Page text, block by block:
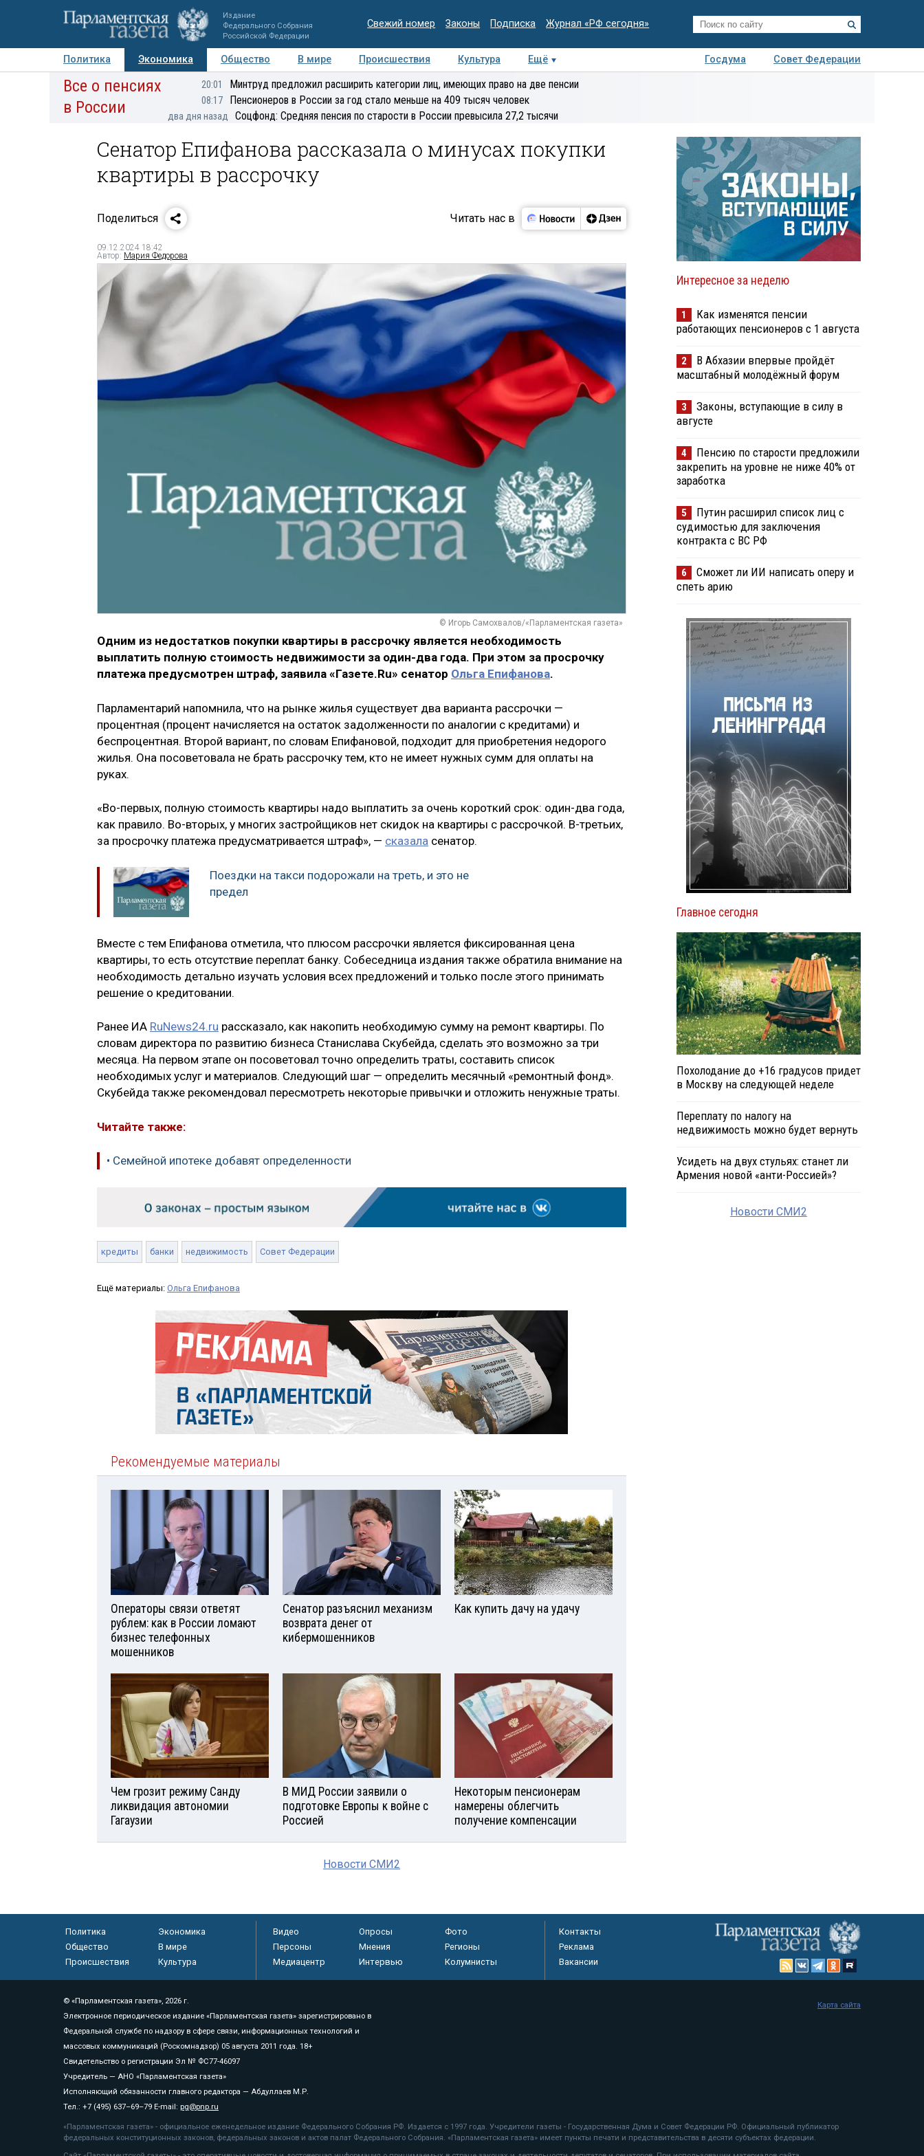
Издание
Федерального Собрания
Российской Федерации
Свежий номер Законы Подписка Журнал «РФ сегодня»
Политика Экономика Общество В мире Происшествия Культура Ещё Госдума
Совет Федерации
Авторы Персоны Мнения Регионы Медиацентр Интервью Колумнисты
Деловая
Все о пенсиях
в России
20:01 Минтруд предложил расширить категории лиц, имеющих право на две пенсии
08:17 Пенсионеров в России за год стало меньше на 409 тысяч человек
два дня назад Соцфонд: Средняя пенсия по старости в России превысила 27,2 тысячи
Сенатор Епифанова рассказала о минусах покупки
квартиры в рассрочку
Поделиться Читать нас в
09.12.2024 18:42
Автор: Мария Федорова
© Игорь Самохвалов/«Парламентская газета»
Одним из недостатков покупки квартиры в рассрочку является необходимость
выплатить полную стоимость недвижимости за один-два года. При этом за просрочку
платежа предусмотрен штраф, заявила «Газете.Ru» сенатор Ольга Епифанова.
Парламентарий напомнила, что на рынке жилья существует два варианта рассрочки —
процентная (процент начисляется на остаток задолженности по аналогии с кредитами) и
беспроцентная. Второй вариант, по словам Епифановой, подходит для приобретения недорого
жилья. Она посоветовала не брать рассрочку тем, кто не имеет нужных сумм для оплаты на
руках.
«Во-первых, полную стоимость квартиры надо выплатить за очень короткий срок: один-два года,
как правило. Во-вторых, у многих застройщиков нет скидок на квартиры с рассрочкой. В-третьих,
за просрочку платежа предусматривается штраф», — сказала сенатор.
Поездки на такси подорожали на треть, и это не
предел
Вместе с тем Епифанова отметила, что плюсом рассрочки является фиксированная цена
квартиры, то есть отсутствие переплат банку. Собеседница издания также обратила внимание на
необходимость детально изучать условия всех предложений и только после этого принимать
решение о кредитовании.
Ранее ИА RuNews24.ru рассказало, как накопить необходимую сумму на ремонт квартиры. По
словам директора по развитию бизнеса Станислава Скубейда, сделать это возможно за три
месяца. На первом этапе он посоветовал точно определить траты, составить список
необходимых услуг и материалов. Следующий шаг — определить месячный «ремонтный фонд».
Скубейда также рекомендовал пересмотреть некоторые привычки и отложить ненужные траты.
Читайте также:
• Семейной ипотеке добавят определенности
кредиты банки недвижимость Совет Федерации
Ещё материалы: Ольга Епифанова
Рекомендуемые материалы
Операторы связи ответят
рублем: как в России ломают
бизнес телефонных
мошенников
Сенатор разъяснил механизм
возврата денег от
кибермошенников
Как купить дачу на удачу
Чем грозит режиму Санду
ликвидация автономии
Гагаузии
В МИД России заявили о
подготовке Европы к войне с
Россией
Некоторым пенсионерам
намерены облегчить
получение компенсации
Новости СМИ2
Интересное за неделю
1
Как изменятся пенсии
работающих пенсионеров с 1 августа
2
В Абхазии впервые пройдёт
масштабный молодёжный форум
3
Законы, вступающие в силу в
августе
4
Пенсию по старости предложили
закрепить на уровне не ниже 40% от
заработка
5
Путин расширил список лиц с
судимостью для заключения
контракта с ВС РФ
6
Сможет ли ИИ написать оперу и
спеть арию
Главное сегодня
Похолодание до +16 градусов придет
в Москву на следующей неделе
Переплату по налогу на
недвижимость можно будет вернуть
Усидеть на двух стульях: станет ли
Армения новой «анти-Россией»?
Новости СМИ2
Политика
Экономика
Общество
В мире
Происшествия
Культура
Видео Опросы
Фото
Персоны
Мнения
Регионы
Медиацентр
Интервью Колумнисты
Контакты
Реклама
Вакансии
© «Парламентская газета», 2026 г.
Электронное периодическое издание «Парламентская газета» зарегистрировано в
Федеральной службе по надзору в сфере связи, информационных технологий и
массовых коммуникаций (Роскомнадзор) 05 августа 2011 года. 18+
Свидетельство о регистрации Эл № ФС77-46097
Учредитель — АНО «Парламентская газета»
Исполняющий обязанности главного редактора — Абдуллаев М.Р.
Тел.: +7 (495) 637–69–79 E-mail: pg@pnp.ru
«Парламентская газета» - официальное еженедельное издание Федерального Собрания РФ. Издается с 1997 года. Учредители газеты - Государственная Дума и Совет Федерации РФ. Официальный публикатор
федеральных конституционных законов, федеральных законов и актов палат Федерального Собрания. «Парламентская газета» имеет пункты печати и представительства в десяти субъектах федерации.
Карта сайта